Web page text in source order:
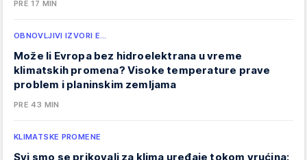
PRE 17 MIN
OBNOVLJIVI IZVORI E…
Može li Evropa bez hidroelektrana u vreme
klimatskih promena? Visoke temperature prave
problem i planinskim zemljama
PRE 43 MIN
KLIMATSKE PROMENE
Svi smo se prikovali za klima uređaje tokom vrućina: